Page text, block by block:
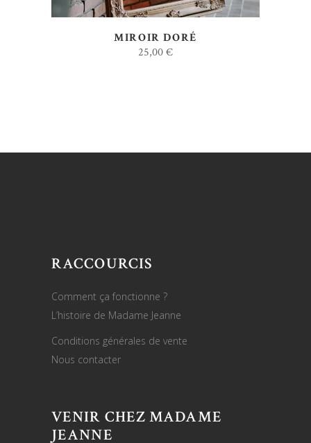
MIROIR DORÉ
25,00€
RACCOURCIS
Comment ça fonctionne ?
L’histoire de Madame Jeanne
Conditions générales de vente
Nous contacter
VENIR CHEZ MADAME
JEANNE